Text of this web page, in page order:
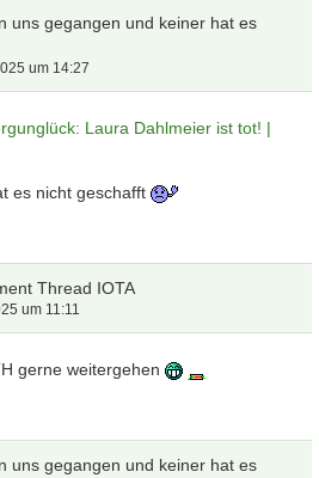
uns gegangen und keiner hat es
um 14:27
Laura Dahlmeier ist tot! |
es nicht geschafft
Thread IOTA
um 11:11
gerne weitergehen
uns gegangen und keiner hat es